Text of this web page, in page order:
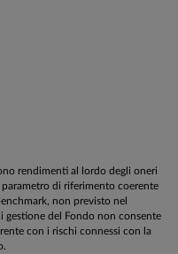
rendimenti al lordo degli oneri
di riferimento coerente
non previsto nel
gestione del Fondo non consente
con i rischi connessi con la